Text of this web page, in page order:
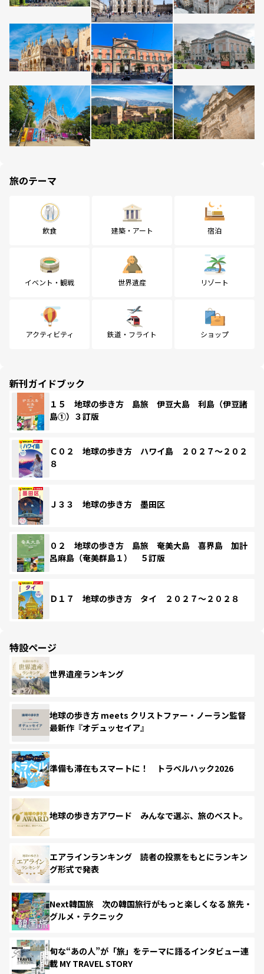
旅のテーマ
飲食 建築・アート 宿泊
イベント・観戦 世界遺産 リゾート
アクティビティ 鉄道・フライト ショップ
新刊ガイドブック
１５ 地球の歩き方 島旅 伊豆大島 利島（伊豆諸
島①）３訂版
Ｃ０２ 地球の歩き方 ハワイ島 ２０２７～２０２
８
Ｊ３３ 地球の歩き方 墨田区
０２ 地球の歩き方 島旅 奄美大島 喜界島 加計
呂麻島（奄美群島１） ５訂版
Ｄ１７ 地球の歩き方 タイ ２０２７～２０２８
特設ページ
世界遺産ランキング
地球の歩き方 meets クリストファー・ノーラン監督
最新作『オデュッセイア』
準備も滞在もスマートに！ トラベルハック2026
地球の歩き方アワード みんなで選ぶ、旅のベスト。
エアラインランキング 読者の投票をもとにランキン
グ形式で発表
Next韓国旅 次の韓国旅行がもっと楽しくなる 旅先・
グルメ・テクニック
旬な“あの人”が「旅」をテーマに語るインタビュー連
載 MY TRAVEL STORY